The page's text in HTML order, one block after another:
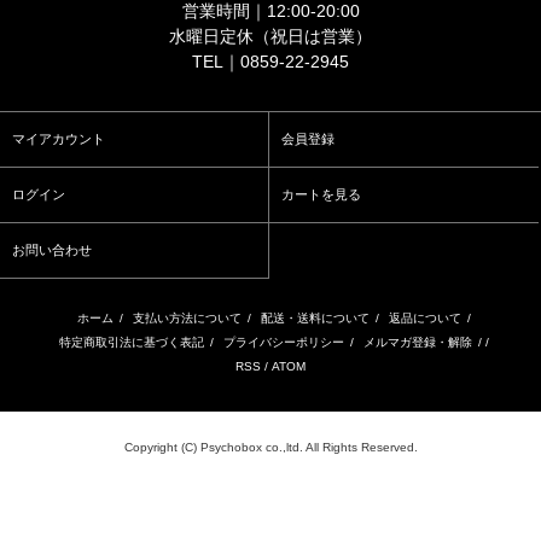
営業時間｜12:00-20:00
水曜日定休（祝日は営業）
TEL｜0859-22-2945
マイアカウント 会員登録
ログイン カートを見る
お問い合わせ
ホーム / 支払い方法について / 配送・送料について / 返品について /
特定商取引法に基づく表記 / プライバシーポリシー / メルマガ登録・解除 / /
RSS / ATOM
Copyright (C) Psychobox co.,ltd. All Rights Reserved.